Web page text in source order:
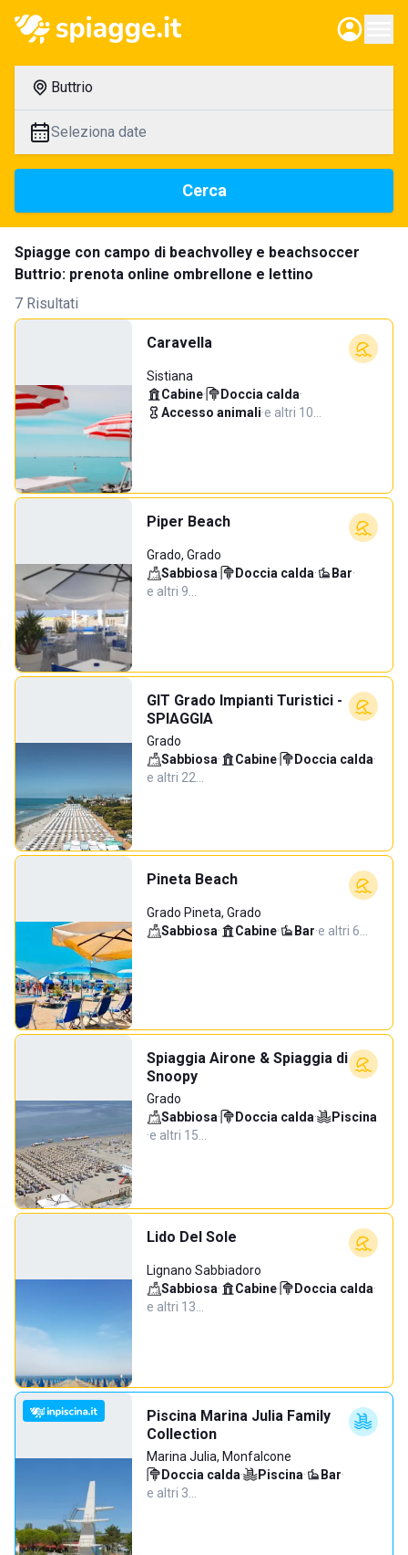
Buttrio
Seleziona date
Cerca
Spiagge con campo di beachvolley e beachsoccer
Buttrio: prenota online ombrellone e lettino
7 Risultati
Caravella
Sistiana
Cabine· Doccia calda·
Accesso animali·e altri 10…
Piper Beach
Grado, Grado
Sabbiosa· Doccia calda· Bar·
e altri 9…
GIT Grado Impianti Turistici -
SPIAGGIA
Grado
Sabbiosa· Cabine· Doccia calda·
e altri 22…
Pineta Beach
Grado Pineta, Grado
Sabbiosa· Cabine· Bar·e altri 6…
Spiaggia Airone & Spiaggia di
Snoopy
Grado
Sabbiosa· Doccia calda·
Piscina
·e altri 15…
Lido Del Sole
Lignano Sabbiadoro
Sabbiosa· Cabine· Doccia calda·
e altri 13…
Piscina Marina Julia Family
Collection
Marina Julia, Monfalcone
Doccia calda· Piscina· Bar·
e altri 3…